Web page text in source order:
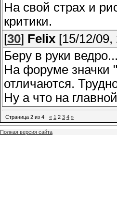
На свой страх и
критики.
[30] Felix [15/12/09,
Беру в руки
На форуме значки
отличаются.
Ну а что на
Страница 2 из 4 « 1 2 3 4 »
Полная версия сайта